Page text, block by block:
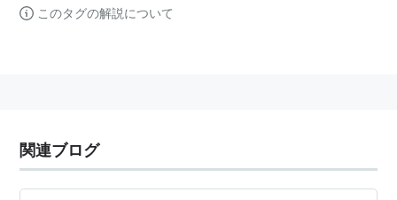
このタグの解説について
関連ブログ